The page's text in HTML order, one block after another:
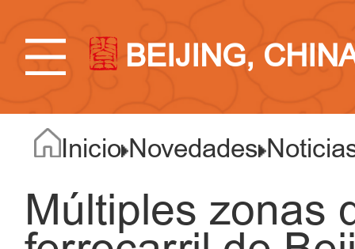
BEIJING,
Inicio Novedades
Múltiples zonas